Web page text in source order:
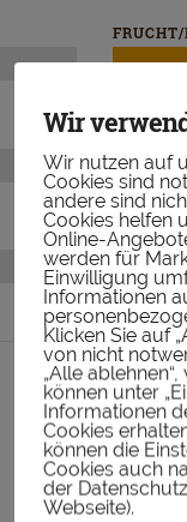
WÜRZE/
Tasting
Wir
Wir nutzen auf
Cookies sind
andere sind
Cookies helfen
Online-
werden für
Einwilligung
Informationen
Klicken Sie auf
von nicht
„Alle
können unter
Informationen
Cookies
können die
Cookies auch
der
Webseite).